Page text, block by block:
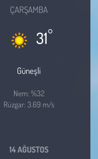
ÇARŞAMBA
31°
Güneşli
Nem: %32
Rüzgar: 3.69 m/s
14 AĞUSTOS